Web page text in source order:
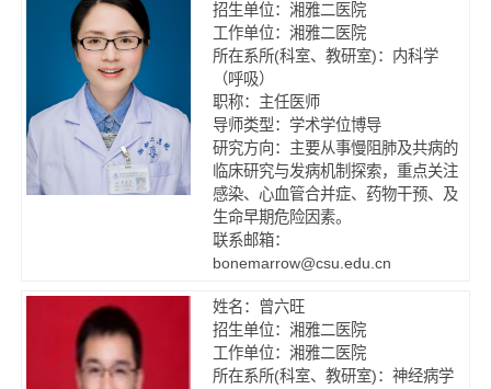
招生单位：湘雅二医院
工作单位：湘雅二医院
所在系所(科室、教研室)：内科学
（呼吸）
职称：主任医师
导师类型：学术学位博导
研究方向：主要从事慢阻肺及共病的
临床研究与发病机制探索，重点关注
感染、心血管合并症、药物干预、及
生命早期危险因素。
联系邮箱：
bonemarrow@csu.edu.cn
姓名：曾六旺
招生单位：湘雅二医院
工作单位：湘雅二医院
所在系所(科室、教研室)：神经病学